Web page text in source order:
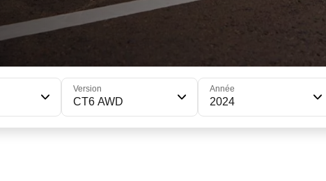
Version
CT6 AWD
Année
2024